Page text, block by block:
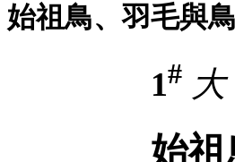
始祖鳥、羽毛與
1# 大
始